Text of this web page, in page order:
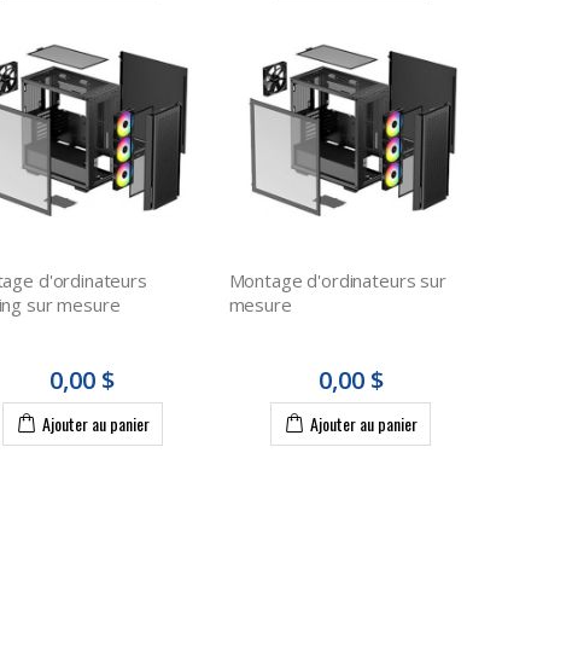
d'ordinateurs
sur mesure
0,00 $
Ajouter au panier
Montage d'ordinateurs sur
mesure
0,00 $
Ajouter au panier